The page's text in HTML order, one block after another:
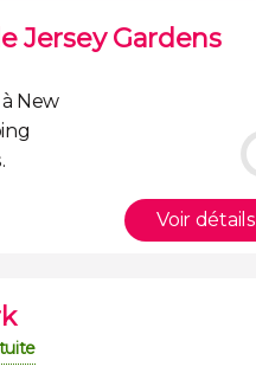
Jersey Gardens
New
.
Voir détails